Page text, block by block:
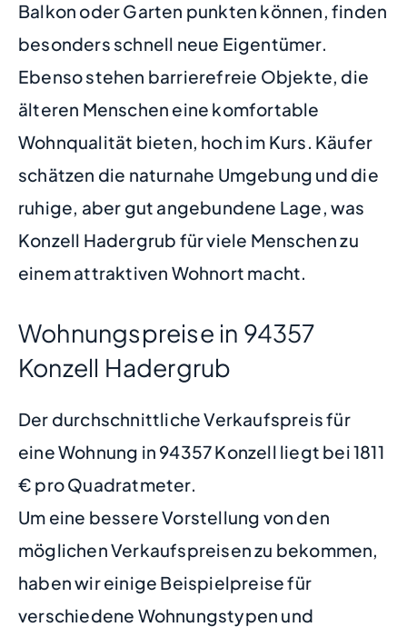
Balkon oder Garten punkten können, finden
besonders schnell neue Eigentümer.
Ebenso stehen barrierefreie Objekte, die
älteren Menschen eine komfortable
Wohnqualität bieten, hoch im Kurs. Käufer
schätzen die naturnahe Umgebung und die
ruhige, aber gut angebundene Lage, was
Konzell Hadergrub für viele Menschen zu
einem attraktiven Wohnort macht.
Wohnungspreise in 94357
Konzell Hadergrub
Der durchschnittliche Verkaufspreis für
eine Wohnung in 94357 Konzell liegt bei 1811
€ pro Quadratmeter.
Um eine bessere Vorstellung von den
möglichen Verkaufspreisen zu bekommen,
haben wir einige Beispielpreise für
verschiedene Wohnungstypen und